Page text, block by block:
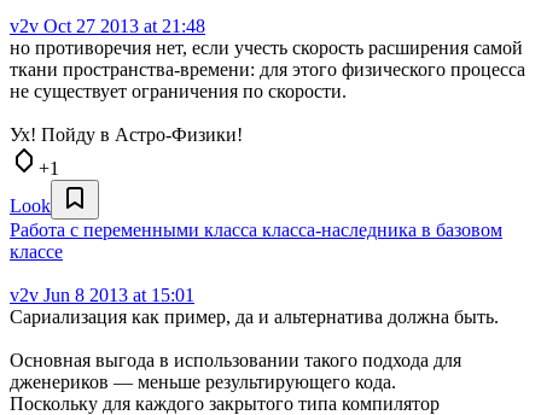
v2v Oct 27 2013 at 21:48
но противоречия нет, если учесть скорость расширения самой
ткани пространства-времени: для этого физического процесса
не существует ограничения по скорости.
Ух! Пойду в Астро-Физики!
+1
Look
Работа с переменными класса класса-наследника в базовом
классе
v2v Jun 8 2013 at 15:01
Сариализация как пример, да и альтернатива должна быть.
Основная выгода в использовании такого подхода для
дженериков — меньше результирующего кода.
Поскольку для каждого закрытого типа компилятор